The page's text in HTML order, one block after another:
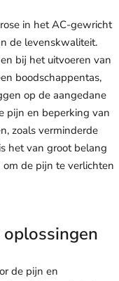
in het AC-gewricht
de levenskwaliteit.
bij het uitvoeren van
boodschappentas,
op de aangedane
pijn en beperking van
zoals verminderde
het van groot belang
de pijn te verlichten
de pijn en